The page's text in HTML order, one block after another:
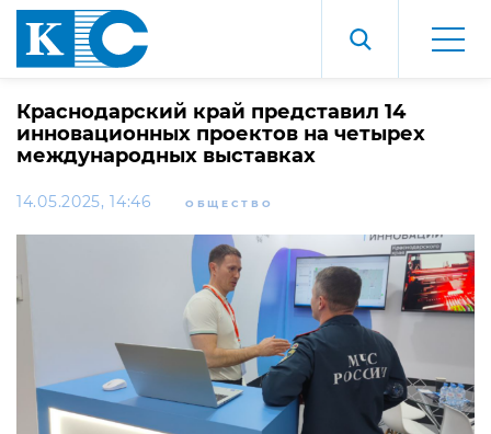
Краснодарский край представил 14
инновационных проектов на четырех
международных выставках
14.05.2025, 14:46 ОБЩЕСТВО